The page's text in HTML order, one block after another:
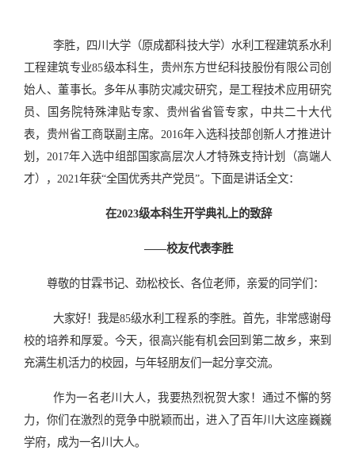
李胜，四川大学（原成都科技大学）水利工程建筑系水利
工程建筑专业85级本科生，贵州东方世纪科技股份有限公司创
始人、董事长。多年从事防灾减灾研究，是工程技术应用研究
员、国务院特殊津贴专家、贵州省省管专家，中共二十大代
表，贵州省工商联副主席。2016年入选科技部创新人才推进计
划，2017年入选中组部国家高层次人才特殊支持计划（高端人
才），2021年获“全国优秀共产党员”。下面是讲话全文：
在2023级本科生开学典礼上的致辞
——校友代表李胜
尊敬的甘霖书记、劲松校长、各位老师，亲爱的同学们：
大家好！我是85级水利工程系的李胜。首先，非常感谢母
校的培养和厚爱。今天，很高兴能有机会回到第二故乡，来到
充满生机活力的校园，与年轻朋友们一起分享交流。
作为一名老川大人，我要热烈祝贺大家！通过不懈的努
力，你们在激烈的竞争中脱颖而出，进入了百年川大这座巍巍
学府，成为一名川大人。